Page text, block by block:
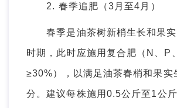
2. 春季追肥（3月至4月）
春季是油茶树新梢生长和果实
时期，此时应施用复合肥（N、P
≥30%），以满足油茶春梢和果实
分。建议每株施用0.5公斤至1公斤